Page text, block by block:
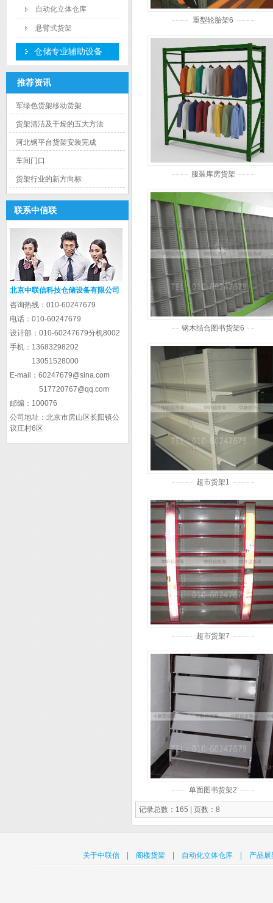
自动化立体仓库
悬臂式货架
仓储专业辅助设备
推荐资讯
军绿色货架移动货架
货架清洁及干燥的五大方法
河北钢平台货架安装完成
车间门口
货架行业的新方向标
联系中信联
北京中联信科技仓储设备有限公司
咨询热线： 010-60247679
电话： 010-60247679
设计部： 010-60247679分机8002
手机： 13683298202
13051528000
E-mail： 60247679@sina.com
517720767@qq.com
邮编： 100076
公司地址： 北京市房山区长阳镇公
议庄村6区
重型轮胎架6
服装库房货架
钢木结合图书货架6
超市货架1
超市货架7
单面图书货架2
记录总数：165 | 页数：8
关于中联信 阁楼货架 自动化立体仓库 产品展